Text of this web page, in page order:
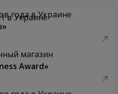
года в Украине
магазин
Award»